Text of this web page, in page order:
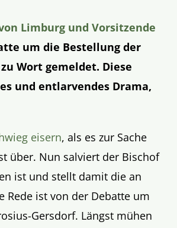
Limburg und Vorsitzende
um die Bestellung der
zu Wort gemeldet. Diese
und entlarvendes Drama,
eisern, als es zur Sache
über. Nun salviert der Bischof
ist und stellt damit die an
Rede ist von der Debatte um
Gersdorf. Längst mühen